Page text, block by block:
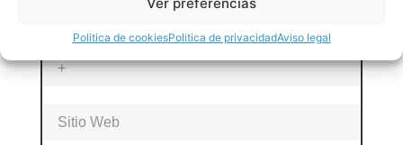
Politica de cookiesPolitica de privacidadAviso legal